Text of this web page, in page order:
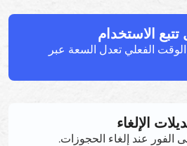
الاستخدام
الفعلي تعدل السعة عبر
الإلغاء
عند إلغاء الحجوزات.